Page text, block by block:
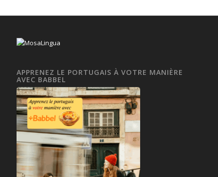
APPRENEZ LE PORTUGAIS À VOTRE MANIÈRE
AVEC BABBEL